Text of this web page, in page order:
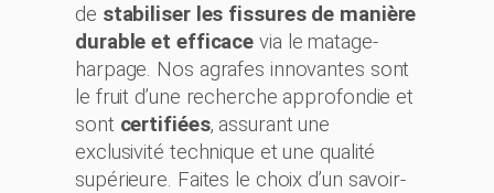
de stabiliser les fissures de manière
durable et efficace via le matage-
harpage. Nos agrafes innovantes sont
le fruit d’une recherche approfondie et
sont certifiées, assurant une
exclusivité technique et une qualité
supérieure. Faites le choix d’un savoir-